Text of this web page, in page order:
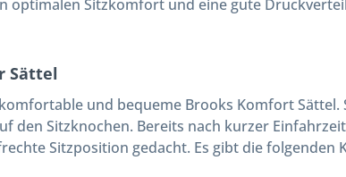
optimalen Sitzkomfort und eine gute
Sättel
und bequeme Brooks Komfort
den Sitzknochen. Bereits nach kurzer
Sitzposition gedacht. Es gibt die folgenden